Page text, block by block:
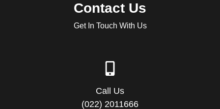
Contact Us
Get In Touch With Us
Call Us
(022) 2011666